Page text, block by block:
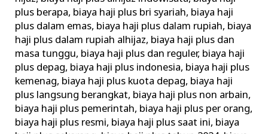
plus berapa, biaya haji plus bri syariah, biaya haji
plus dalam emas, biaya haji plus dalam rupiah, biaya
haji plus dalam rupiah alhijaz, biaya haji plus dan
masa tunggu, biaya haji plus dan reguler, biaya haji
plus depag, biaya haji plus indonesia, biaya haji plus
kemenag, biaya haji plus kuota depag, biaya haji
plus langsung berangkat, biaya haji plus non arbain,
biaya haji plus pemerintah, biaya haji plus per orang,
biaya haji plus resmi, biaya haji plus saat ini, biaya